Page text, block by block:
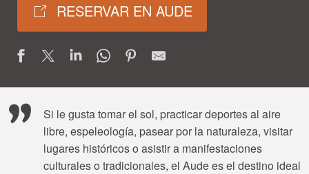
RESERVAR EN AUDE
Si le gusta tomar el sol, practicar deportes al aire
libre, espeleología, pasear por la naturaleza, visitar
lugares históricos o asistir a manifestaciones
culturales o tradicionales, el Aude es el destino ideal